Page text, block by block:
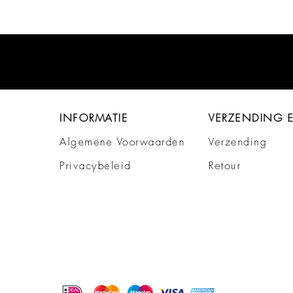
INFORMATIE
Algemene Voorwaarden
Privacybeleid
VERZENDING
Verzending
Retour